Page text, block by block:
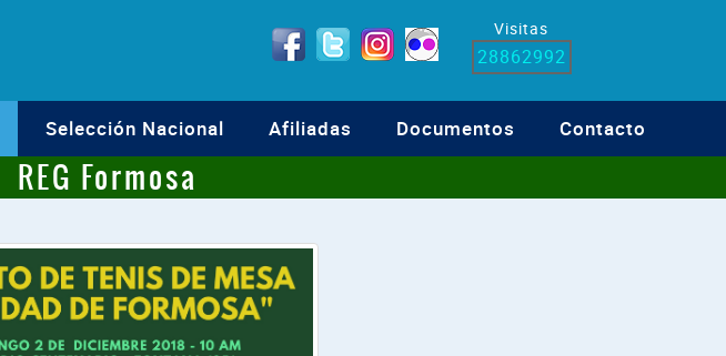
Visitas
28862992
Selección Nacional Afiliadas Documentos Contacto
REG Formosa